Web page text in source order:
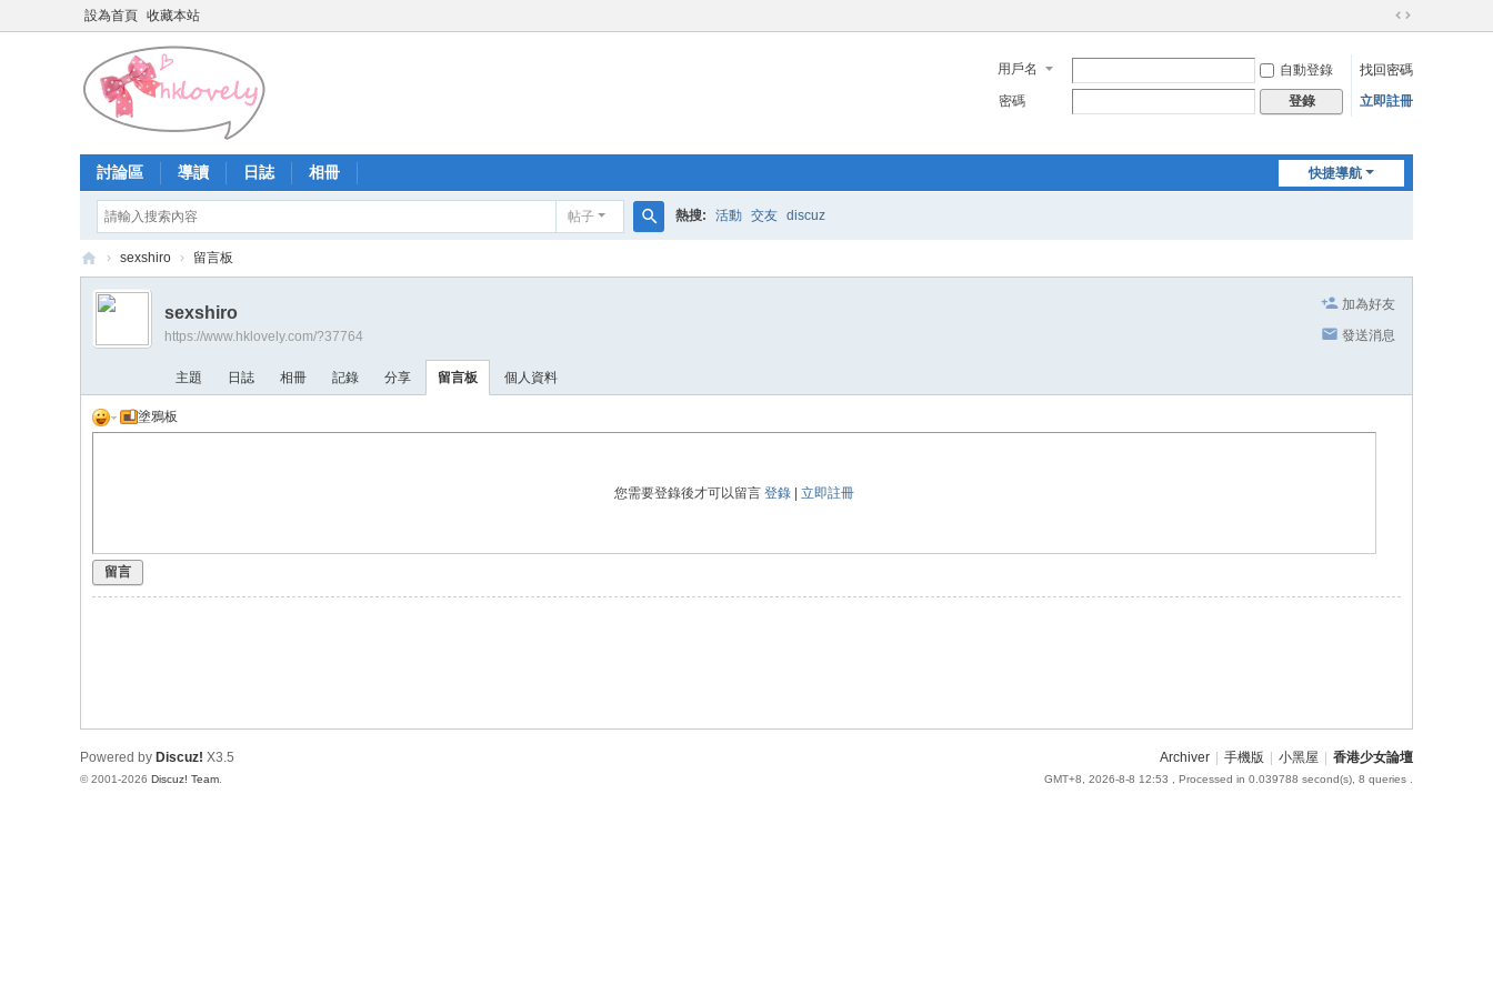
設為首頁 收藏本站
切
到
寬
用戶名 自動登錄
找回密碼
密碼
登錄 立即註冊
快捷導航
討論區 導讀 日誌 相冊
帖子
索
熱搜: 活動 交友 discuz
香
少
論
› sexshiro › 留言板
加為好友
發送消息
sexshiro
https://www.hklovely.com/?37764
主題 日誌 相冊 記錄 分享 留言板 個人資料
塗鴉板
您需要登錄後才可以留言登錄 |立即註冊
留言
Archiver 手機版 小黑屋 香港少女論壇
GMT+8, 2026-8-8 12:53 , Processed in 0.039788 second(s), 8 queries .
Powered by Discuz! X3.5
© 2001-2026 Discuz! Team